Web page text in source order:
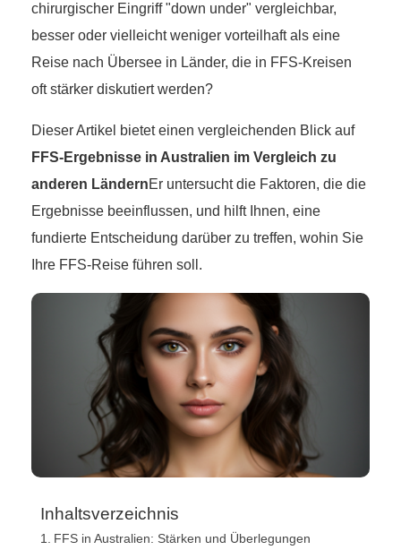
chirurgischer Eingriff "down under" vergleichbar,
besser oder vielleicht weniger vorteilhaft als eine
Reise nach Übersee in Länder, die in FFS-Kreisen
oft stärker diskutiert werden?
Dieser Artikel bietet einen vergleichenden Blick auf
FFS-Ergebnisse in Australien im Vergleich zu
anderen LändernEr untersucht die Faktoren, die die
Ergebnisse beeinflussen, und hilft Ihnen, eine
fundierte Entscheidung darüber zu treffen, wohin Sie
Ihre FFS-Reise führen soll.
Inhaltsverzeichnis
FFS in Australien: Stärken und Überlegungen